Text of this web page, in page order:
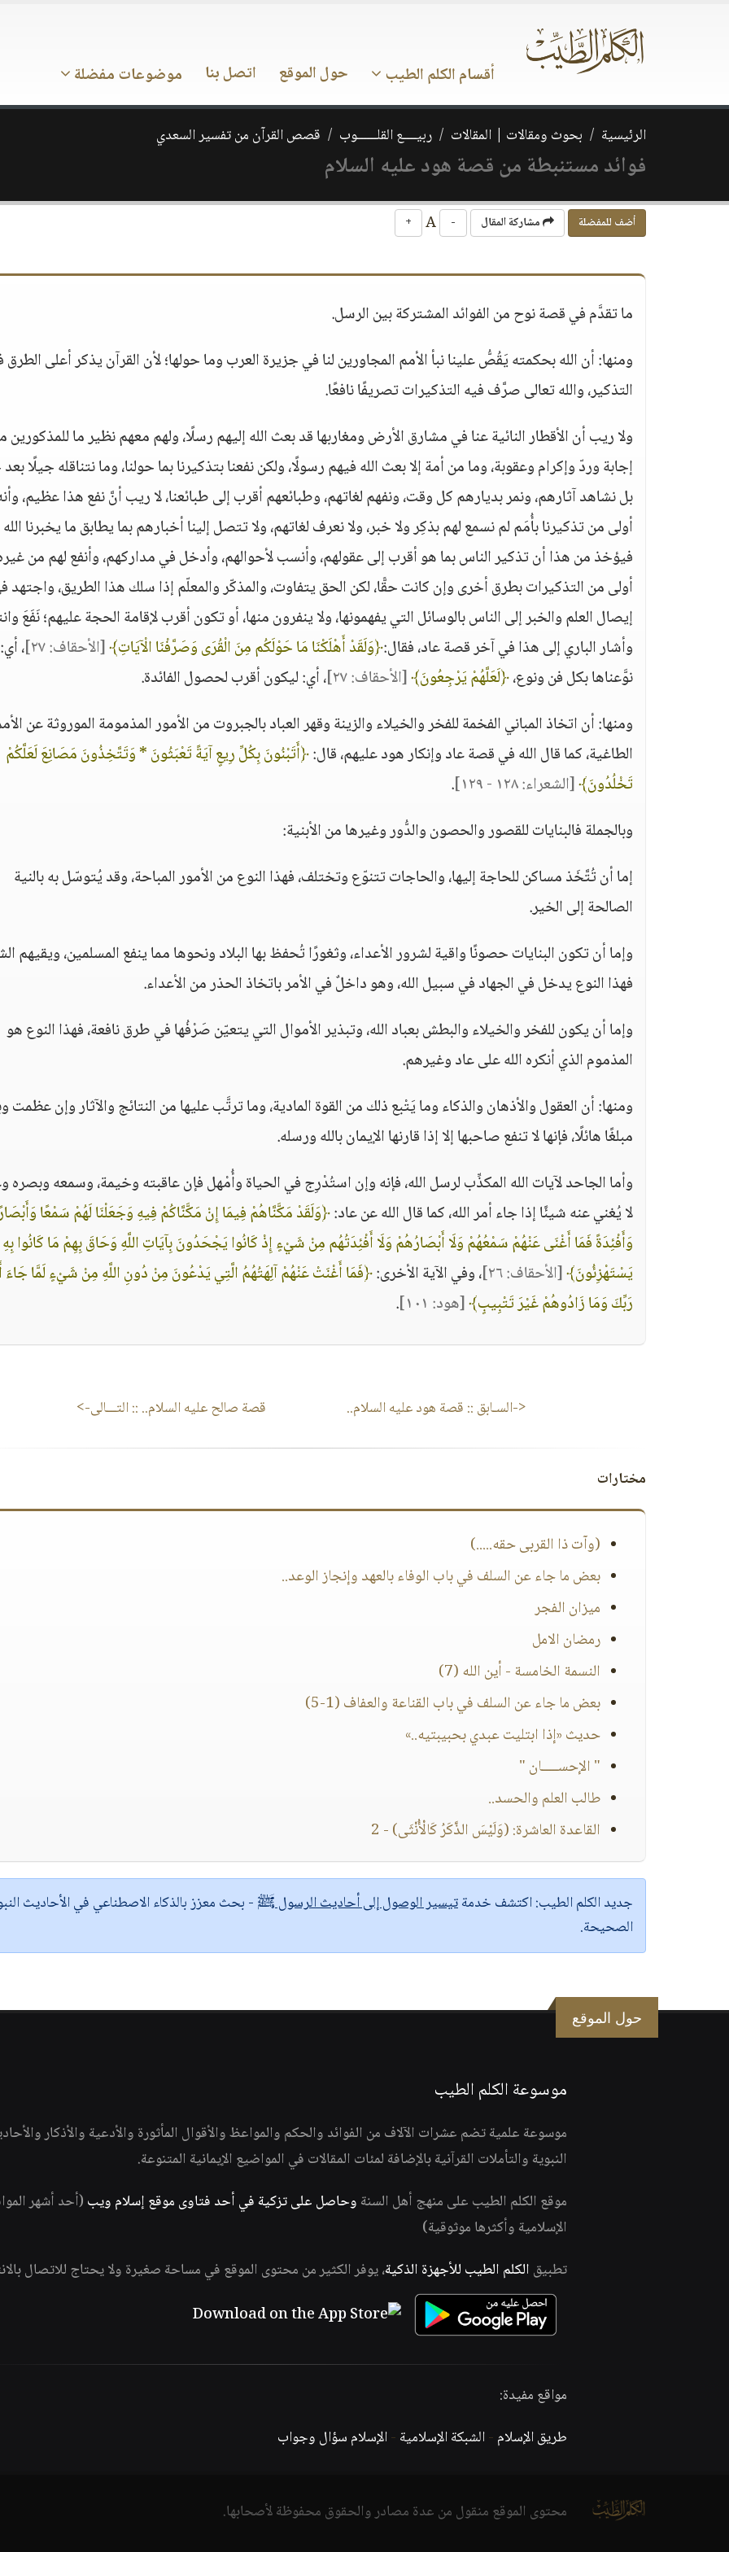
أقسام الكلم الطيب حول الموقع اتصل بنا موضوعات مفضلة
الرئيسية بحوث ومقالات | المقالات ربيــــع القلــــــوب قصص القرآن من تفسير السعدي
فوائد مستنبطة من قصة هود عليه السلام
أضف للمفضلة مشاركة المقال -
+
ما تقدَّم في قصة نوح من الفوائد المشتركة بين الرسل.
ومنها: أن الله بحكمته يَقُصُّ علينا نبأ الأمم المجاورين لنا في جزيرة العرب وما حولها؛ لأن القرآن يذكر أعلى
التذكير، والله تعالى صرَّف فيه التذكيرات تصريفًا نافعًا.
ولا ريب أن الأقطار النائية عنا في مشارق الأرض ومغاربها قد بعث الله إليهم رسلًا، ولهم معهم نظير ما للمذكورين
إجابة وردّ وإكرام وعقوبة، وما من أمة إلا بعث الله فيهم رسولًا، ولكن نفعنا بتذكيرنا بما حولنا، وما نتناقله جيلًا
بل نشاهد آثارهم، ونمر بديارهم كل وقت، ونفهم لغاتهم، وطبائعهم أقرب إلى طبائعنا، لا ريب أنَّ نفع هذا عظيم،
أولى من تذكيرنا بأُمَم لم نسمع لهم بذكِر ولا خبر، ولا نعرف لغاتهم، ولا تتصل إلينا أخبارهم بما يطابق ما يخبرنا الله
فيؤخذ من هذا أن تذكير الناس بما هو أقرب إلى عقولهم، وأنسب لأحوالهم، وأدخل في مداركهم، وأنفع لهم من
أولى من التذكيرات بطرق أخرى وإن كانت حقًّا، لكن الحق يتفاوت، والمذكّر والمعلّم إذا سلك هذا الطريق، واجتهد
إيصال العلم والخبر إلى الناس بالوسائل التي يفهمونها، ولا ينفرون منها، أو تكون أقرب لإقامة الحجة عليهم؛ نَفَعَ
وأشار الباري إلى هذا في آخر قصة عاد، فقال:﴿وَلَقَدْ أَهْلَكْنَا مَا حَوْلَكُم مِنَ الْقُرَى وَصَرَّفْنَا الْآيَاتِ﴾[الأحقاف: ٢٧]
، أي:
نوَّعناها بكل فن ونوع،﴿لَعَلَّهُمْ يَرْجِعُونَ﴾[الأحقاف: ٢٧]
، أي: ليكون أقرب لحصول الفائدة.
ومنها: أن اتخاذ المباني الفخمة للفخر والخيلاء والزينة وقهر العباد بالجبروت من الأمور المذمومة الموروثة عن
الطاغية، كما قال الله في قصة عاد وإنكار هود عليهم، قال:﴿أَتَبْنُونَ بِكُلِّ رِيعٍ آيَةً تَعْبَثُونَ * وَتَتَّخِذُونَ مَصَانِعَ لَعَلَّكُمْ
تَخْلُدُونَ﴾[الشعراء: ١٢٨ - ١٢٩]
.
وبالجملة فالبنايات للقصور والحصون والدُّور وغيرها من الأبنية:
إما أن تُتَّخَذ مساكن للحاجة إليها، والحاجات تتنوّع وتختلف، فهذا النوع من الأمور المباحة، وقد يُتوسّل به بالنية
الصالحة إلى الخير.
وإما أن تكون البنايات حصونًا واقية لشرور الأعداء، وثغورًا تُحفظ بها البلاد ونحوها مما ينفع المسلمين، ويقيهم
فهذا النوع يدخل في الجهاد في سبيل الله، وهو داخلٌ في الأمر باتخاذ الحذر من الأعداء.
وإما أن يكون للفخر والخيلاء والبطش بعباد الله، وتبذير الأموال التي يتعيّن صَرْفُها في طرق نافعة، فهذا النوع هو
المذموم الذي أنكره الله على عاد وغيرهم.
ومنها: أن العقول والأذهان والذكاء وما يَتْبع ذلك من القوة المادية، وما ترتَّب عليها من النتائج والآثار وإن عظمت
مبلغًا هائلًا، فإنها لا تنفع صاحبها إلا إذا قارنها الإيمان بالله ورسله.
وأما الجاحد لآيات الله المكذِّب لرسل الله، فإنه وإن استُدْرِج في الحياة وأُمْهل فإن عاقبته وخيمة، وسمعه وبصره
لا يُغني عنه شيئًا إذا جاء أمر الله، كما قال الله عن عاد:﴿وَلَقَدْ مَكَّنَّاهُمْ فِيمَا إِنْ مَكَّنَّاكُمْ فِيهِ وَجَعَلْنَا لَهُمْ سَمْعًا
وَأَفْئِدَةً فَمَا أَغْنَى عَنْهُمْ سَمْعُهُمْ وَلَا أَبْصَارُهُمْ وَلَا أَفْئِدَتُهُم مِنْ شَيْءٍ إِذْ كَانُوا يَجْحَدُونَ بِآيَاتِ اللَّهِ وَحَاقَ بِهِمْ مَا كَانُوا بِهِ
يَسْتَهْزِئُونَ﴾[الأحقاف: ٢٦] ، وفي الآية الأخرى:﴿فَمَا أَغْنَتْ عَنْهُمْ آلِهَتُهُمُ الَّتِي يَدْعُونَ مِنْ دُونِ اللَّهِ مِنْ شَيْءٍ لَمَّا جَاءَ
رَبِّكَ وَمَا زَادُوهُمْ غَيْرَ تَتْبِيبٍ﴾[هود: ١٠١] .
<-السـابق :: قصة هود عليه السلام.. قصة صالح عليه السلام.. :: التـــالى->
مختارات
(وآت ذا القربى حقه.....)
بعض ما جاء عن السلف في باب الوفاء بالعهد وإنجاز الوعد..
ميزان الفجر
رمضان الامل
النسمة الخامسة - أين الله (7)
بعض ما جاء عن السلف في باب القناعة والعفاف (1-5)
حديث «إذا ابتليت عبدي بحبيبتيه..»
" الإحســـــان "
طالب العلم والحسد..
القاعدة العاشرة: (وَلَيْسَ الذَّكَرُ كَالْأُنْثَى) - 2
جديد الكلم الطيب:اكتشف خدمةتيسير الوصول إلى أحاديث الرسول ﷺ - بحث معزز بالذكاء الاصطناعي في الأحاديث
الصحيحة.
حول الموقع
موسوعة الكلم الطيب
موسوعة علمية تضم عشرات الآلاف من الفوائد والحكم والمواعظ والأقوال المأثورة والأدعية والأذكار
النبوية والتأملات القرآنية بالإضافة لمئات المقالات في المواضيع الإيمانية المتنوعة.
موقع الكلم الطيب على منهج أهل السنة وحاصل على تزكية في أحد فتاوى موقع إسلام ويب (أحد أشهر
الإسلامية وأكثرها موثوقية)
تطبيق الكلم الطيب للأجهزة الذكية، يوفر الكثير من محتوى الموقع في مساحة صغيرة ولا يحتاج للاتصال
مواقع مفيدة:
طريق الإسلام -الشبكة الإسلامية -الإسلام سؤال وجواب
محتوى الموقع منقول من عدة مصادر والحقوق محفوظة لأصحابها.